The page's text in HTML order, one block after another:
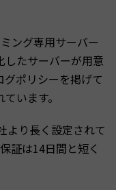
ング専用サーバー
したサーバーが用意
ポリシーを掲げて
います。
より長く設定されて
証は14日間と短く